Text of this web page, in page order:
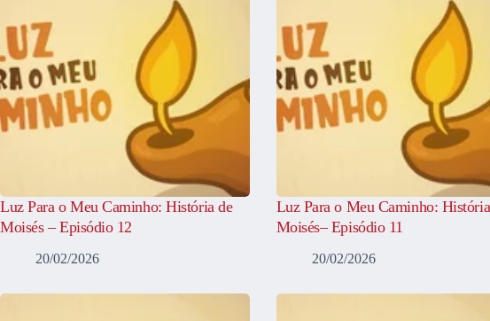
Luz Para o Meu Caminho: História de
Moisés – Episódio 12
20/02/2026
Luz Para o Meu Caminho:
Moisés– Episódio 11
20/02/2026